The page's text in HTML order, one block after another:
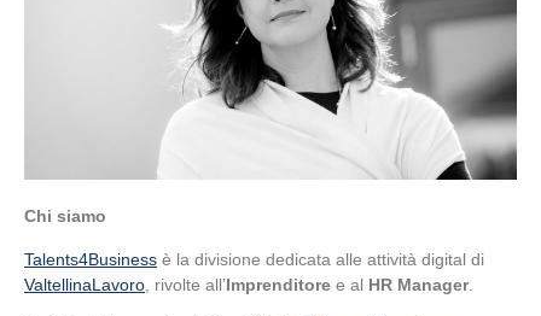
Chi siamo
Talents4Business è la divisione dedicata alle attività digital di
ValtellinaLavoro , rivolte all’Imprenditore e al HR Manager.